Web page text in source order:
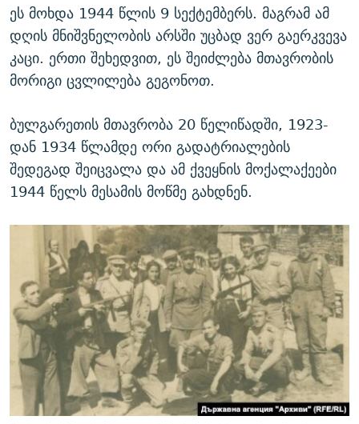
ეს მოხდა 1944 წლის 9 სექტემბერს. მაგრამ ამ
დღის მნიშვნელობის არსში უცბად ვერ გაერკვევა
კაცი. ერთი შეხედვით, ეს შეიძლება მთავრობის
მორიგი ცვლილება გეგონოთ.
ბულგარეთის მთავრობა 20 წელიწადში, 1923-
დან 1934 წლამდე ორი გადატრიალების
შედეგად შეიცვალა და ამ ქვეყნის მოქალაქეები
1944 წელს მესამის მოწმე გახდნენ.